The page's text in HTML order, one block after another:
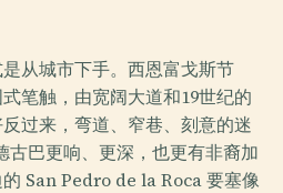
从城市下手。西恩富戈斯节
笔触，由宽阔大道和19世纪的
过来，弯道、窄巷、刻意的迷
古巴更响、更深，也更有非裔加
San Pedro de la Roca 要塞像